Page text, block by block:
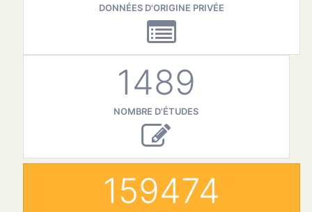
DONNÉES D'ORIGINE PRIVÉE
1489
NOMBRE D'ÉTUDES
159474